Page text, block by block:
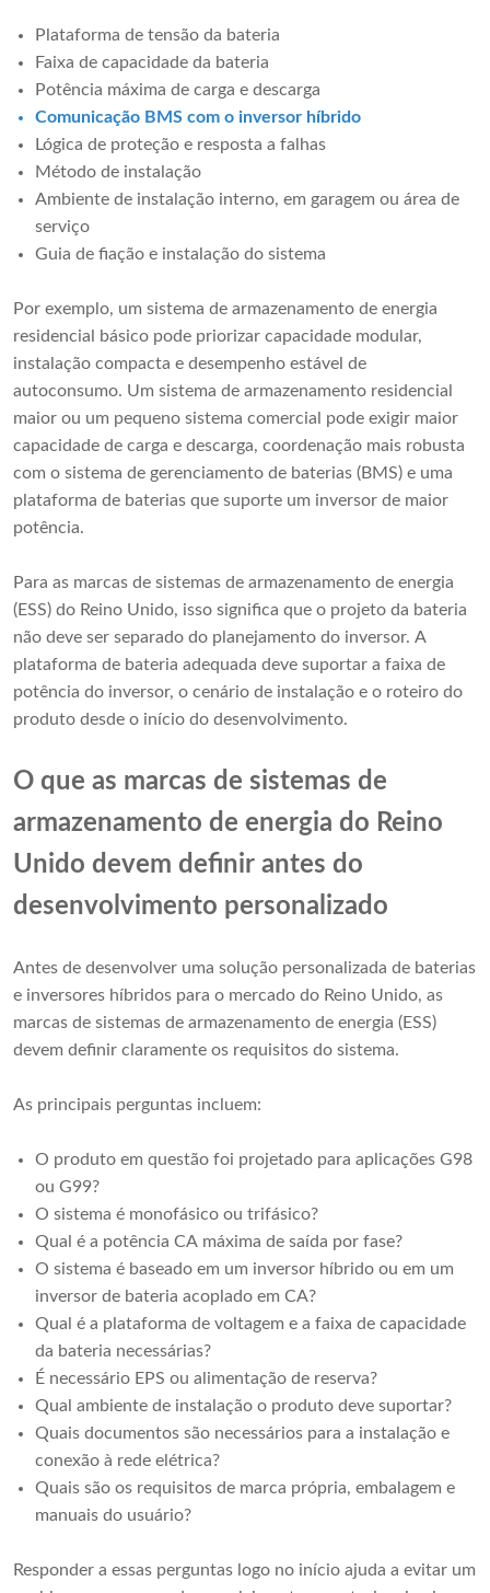
Plataforma de tensão da bateria
Faixa de capacidade da bateria
Potência máxima de carga e descarga
Comunicação BMS com o inversor híbrido
Lógica de proteção e resposta a falhas
Método de instalação
Ambiente de instalação interno, em garagem ou área de
serviço
Guia de fiação e instalação do sistema
Por exemplo, um sistema de armazenamento de energia
residencial básico pode priorizar capacidade modular,
instalação compacta e desempenho estável de
autoconsumo. Um sistema de armazenamento residencial
maior ou um pequeno sistema comercial pode exigir maior
capacidade de carga e descarga, coordenação mais robusta
com o sistema de gerenciamento de baterias (BMS) e uma
plataforma de baterias que suporte um inversor de maior
potência.
Para as marcas de sistemas de armazenamento de energia
(ESS) do Reino Unido, isso significa que o projeto da bateria
não deve ser separado do planejamento do inversor. A
plataforma de bateria adequada deve suportar a faixa de
potência do inversor, o cenário de instalação e o roteiro do
produto desde o início do desenvolvimento.
O que as marcas de sistemas de
armazenamento de energia do Reino
Unido devem definir antes do
desenvolvimento personalizado
Antes de desenvolver uma solução personalizada de baterias
e inversores híbridos para o mercado do Reino Unido, as
marcas de sistemas de armazenamento de energia (ESS)
devem definir claramente os requisitos do sistema.
As principais perguntas incluem:
O produto em questão foi projetado para aplicações G98
ou G99?
O sistema é monofásico ou trifásico?
Qual é a potência CA máxima de saída por fase?
O sistema é baseado em um inversor híbrido ou em um
inversor de bateria acoplado em CA?
Qual ​​é a plataforma de voltagem e a faixa de capacidade
da bateria necessárias?
É necessário EPS ou alimentação de reserva?
Qual ​​ambiente de instalação o produto deve suportar?
Quais documentos são necessários para a instalação e
conexão à rede elétrica?
Quais são os requisitos de marca própria, embalagem e
manuais do usuário?
Responder a essas perguntas logo no início ajuda a evitar um